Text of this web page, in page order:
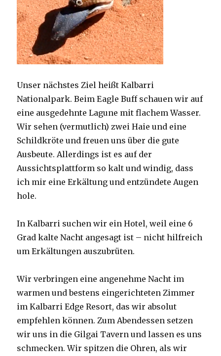
Unser nächstes Ziel heißt Kalbarri
Nationalpark. Beim Eagle Buff schauen wir auf
eine ausgedehnte Lagune mit flachem Wasser.
Wir sehen (vermutlich) zwei Haie und eine
Schildkröte und freuen uns über die gute
Ausbeute. Allerdings ist es auf der
Aussichtsplattform so kalt und windig, dass
ich mir eine Erkältung und entzündete Augen
hole.
In Kalbarri suchen wir ein Hotel, weil eine 6
Grad kalte Nacht angesagt ist – nicht hilfreich
um Erkältungen auszubrüten.
Wir verbringen eine angenehme Nacht im
warmen und bestens eingerichteten Zimmer
im Kalbarri Edge Resort, das wir absolut
empfehlen können. Zum Abendessen setzen
wir uns in die Gilgai Tavern und lassen es uns
schmecken. Wir spitzen die Ohren, als wir